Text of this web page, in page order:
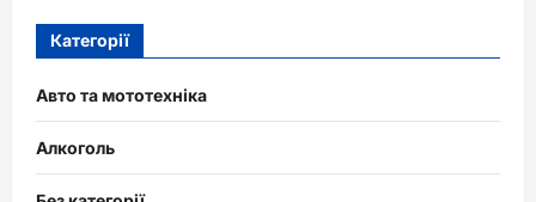
Категорії
Авто та мототехніка
Алкоголь